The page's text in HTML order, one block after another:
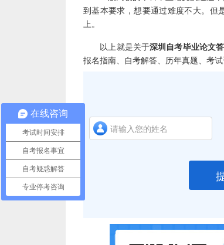
到基本要求，想要通过难度不大。但
上。
以上就是关于深圳自考毕业论文
报名指南、自考解答、历年真题、考
在线咨询
考试时间安排
自考报名事宜
自考疑惑解答
专业停考咨询